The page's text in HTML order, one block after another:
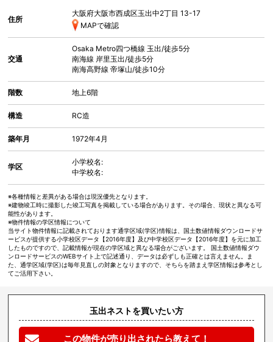
住所
大阪府大阪市西成区玉出中2丁目 13-17
MAPで確認
交通
Osaka Metro四つ橋線 玉出/徒歩5分
南海線 岸里玉出/徒歩5分
南海高野線帝塚山/徒歩10分
階数 地上6階
構造 RC造
築年月 1972年4月
学区
小学校名:
中学校名:
※各種情報と差異がある場合は現況優先となります。
※建物竣工時に撮影した竣工写真を掲載している場合があります。その場合、現状と異なる可
能性があります。
※物件情報の学区情報について
当サイト物件情報に記載されております通学区域(学区)情報は、国土数値情報ダウンロードサ
ービスが提供する小学校区データ【2016年度】及び中学校区データ【2016年度】を元に加工
したものですので、記載情報が現在の学区域と異なる場合がございます。 国土数値情報ダウ
ンロードサービスのWEBサイト上で記述通り、データは必ずしも正確とは言えません。ま
た、通学区域(学区)は毎年見直しの対象となりますので、そちらを踏まえ学区情報は参考とし
てご活用下さい。
玉出ネストを買いたい方
この物件が売り出されたら教えて！